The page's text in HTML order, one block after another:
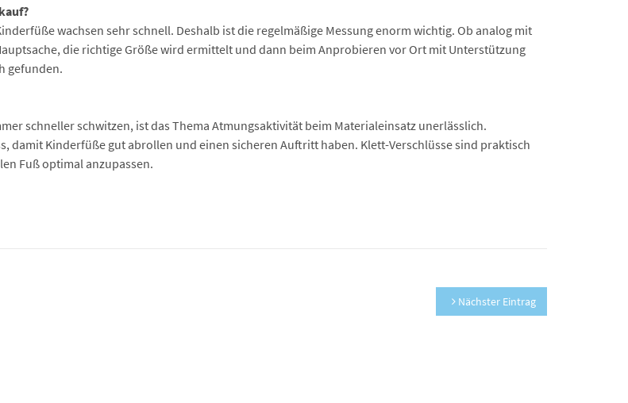
wachsen sehr schnell. Deshalb ist die regelmäßige Messung enorm wichtig. Ob analog mit
die richtige Größe wird ermittelt und dann beim Anprobieren vor Ort mit Unterstützung
gefunden.
schneller schwitzen, ist das Thema Atmungsaktivität beim Materialeinsatz unerlässlich.
damit Kinderfüße gut abrollen und einen sicheren Auftritt haben. Klett-Verschlüsse sind praktisch
Fuß optimal anzupassen.
Nächster Eintrag